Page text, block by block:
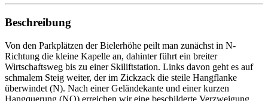
Beschreibung
Von den Parkplätzen der Bielerhöhe peilt man zunächst in N-
Richtung die kleine Kapelle an, dahinter führt ein breiter
Wirtschaftsweg bis zu einer Skiliftstation. Links davon geht es auf
schmalem Steig weiter, der im Zickzack die steile Hangflanke
überwindet (N). Nach einer Geländekante und einer kurzen
Hangquerung (NO) erreichen wir eine beschilderte Verzweigung,